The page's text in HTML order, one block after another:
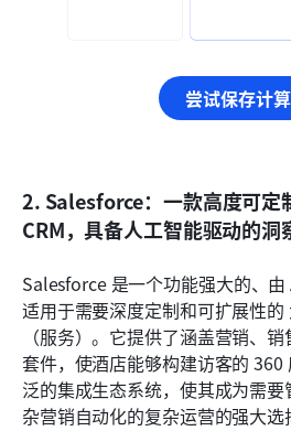
尝试保存计
2. Salesforce：一款高度可定
CRM，具备人工智能驱动的洞
Salesforce 是一个功能强大的、由
适用于需要深度定制和可扩展性
（服务）。它提供了涵盖营销、
套件，使酒店能够构建访客的
泛的集成生态系统，使其成为需
杂营销自动化的复杂运营的强大选